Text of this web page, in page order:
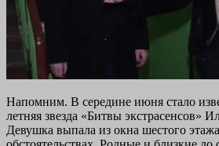
Напомним. В середине июня стало
летняя звезда «Битвы экстрасенсов»
Девушка выпала из окна шестого